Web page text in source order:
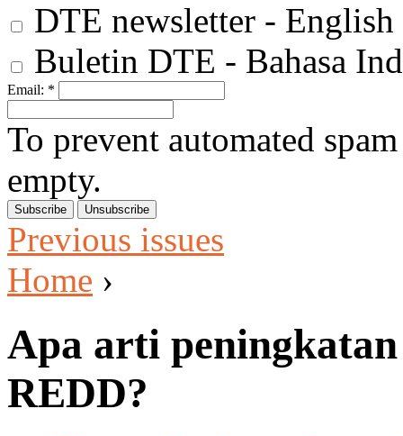
DTE newsletter - English
Buletin DTE - Bahasa
Email: *
To prevent automated
empty.
Previous issues
Home ›
Apa arti
REDD?